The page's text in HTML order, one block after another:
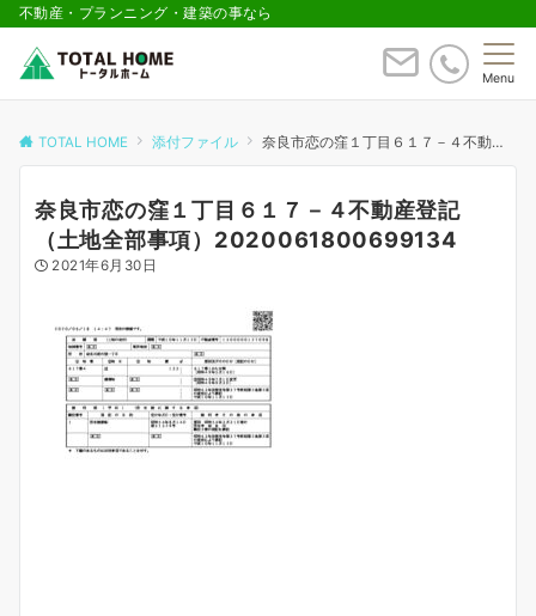
不動産・プランニング・建築の事なら
Menu
TOTAL HOME 添付ファイル 奈良市恋の窪１丁目６１７－４不動産登記（土地全部事項）2020061800699134
奈良市恋の窪１丁目６１７－４不動産登記
（土地全部事項）2020061800699134
2021年6月30日